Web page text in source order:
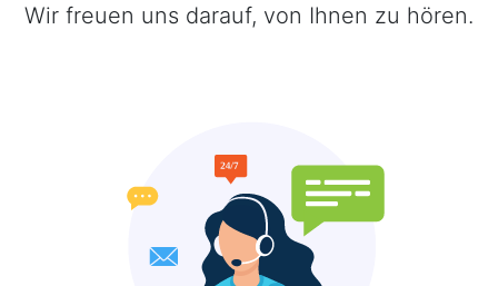
Wir freuen uns darauf, von Ihnen zu hören.